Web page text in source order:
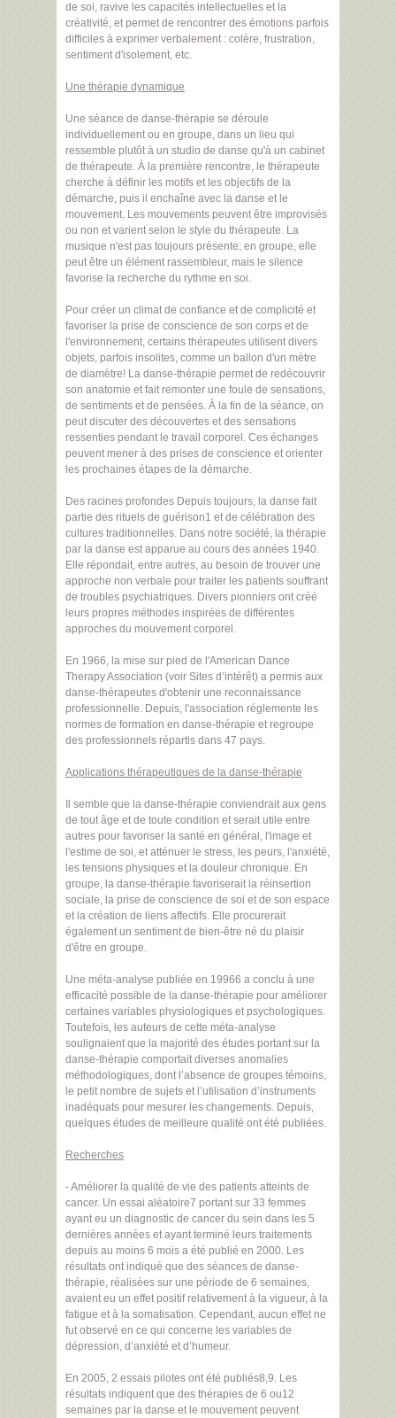
de soi, ravive les capacités intellectuelles et la
créativité, et permet de rencontrer des émotions parfois
difficiles à exprimer verbalement : colère, frustration,
sentiment d'isolement, etc.
Une thérapie dynamique
Une séance de danse-thérapie se déroule
individuellement ou en groupe, dans un lieu qui
ressemble plutôt à un studio de danse qu'à un cabinet
de thérapeute. À la première rencontre, le thérapeute
cherche à définir les motifs et les objectifs de la
démarche, puis il enchaîne avec la danse et le
mouvement. Les mouvements peuvent être improvisés
ou non et varient selon le style du thérapeute. La
musique n'est pas toujours présente; en groupe, elle
peut être un élément rassembleur, mais le silence
favorise la recherche du rythme en soi.
Pour créer un climat de confiance et de complicité et
favoriser la prise de conscience de son corps et de
l'environnement, certains thérapeutes utilisent divers
objets, parfois insolites, comme un ballon d'un mètre
de diamètre! La danse-thérapie permet de redécouvrir
son anatomie et fait remonter une foule de sensations,
de sentiments et de pensées. À la fin de la séance, on
peut discuter des découvertes et des sensations
ressenties pendant le travail corporel. Ces échanges
peuvent mener à des prises de conscience et orienter
les prochaines étapes de la démarche.
Des racines profondes Depuis toujours, la danse fait
partie des rituels de guérison1 et de célébration des
cultures traditionnelles. Dans notre société, la thérapie
par la danse est apparue au cours des années 1940.
Elle répondait, entre autres, au besoin de trouver une
approche non verbale pour traiter les patients souffrant
de troubles psychiatriques. Divers pionniers ont créé
leurs propres méthodes inspirées de différentes
approches du mouvement corporel.
En 1966, la mise sur pied de l'American Dance
Therapy Association (voir Sites d’intérêt) a permis aux
danse-thérapeutes d'obtenir une reconnaissance
professionnelle. Depuis, l'association réglemente les
normes de formation en danse-thérapie et regroupe
des professionnels répartis dans 47 pays.
Applications thérapeutiques de la danse-thérapie
Il semble que la danse-thérapie conviendrait aux gens
de tout âge et de toute condition et serait utile entre
autres pour favoriser la santé en général, l'image et
l'estime de soi, et atténuer le stress, les peurs, l'anxiété,
les tensions physiques et la douleur chronique. En
groupe, la danse-thérapie favoriserait la réinsertion
sociale, la prise de conscience de soi et de son espace
et la création de liens affectifs. Elle procurerait
également un sentiment de bien-être né du plaisir
d'être en groupe.
Une méta-analyse publiée en 19966 a conclu à une
efficacité possible de la danse-thérapie pour améliorer
certaines variables physiologiques et psychologiques.
Toutefois, les auteurs de cette méta-analyse
soulignaient que la majorité des études portant sur la
danse-thérapie comportait diverses anomalies
méthodologiques, dont l’absence de groupes témoins,
le petit nombre de sujets et l’utilisation d’instruments
inadéquats pour mesurer les changements. Depuis,
quelques études de meilleure qualité ont été publiées.
Recherches
- Améliorer la qualité de vie des patients atteints de
cancer. Un essai aléatoire7 portant sur 33 femmes
ayant eu un diagnostic de cancer du sein dans les 5
dernières années et ayant terminé leurs traitements
depuis au moins 6 mois a été publié en 2000. Les
résultats ont indiqué que des séances de danse-
thérapie, réalisées sur une période de 6 semaines,
avaient eu un effet positif relativement à la vigueur, à la
fatigue et à la somatisation. Cependant, aucun effet ne
fut observé en ce qui concerne les variables de
dépression, d’anxiété et d’humeur.
En 2005, 2 essais pilotes ont été publiés8,9. Les
résultats indiquent que des thérapies de 6 ou12
semaines par la danse et le mouvement peuvent